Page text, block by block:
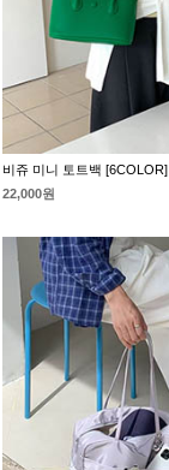
비쥬 미니 토트백 [6COLOR]
22,000원